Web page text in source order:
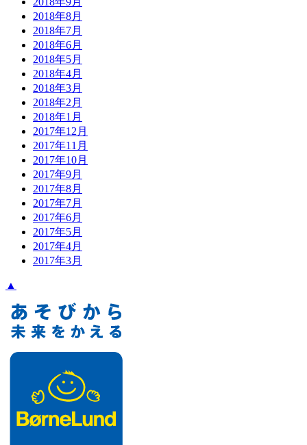
2018年8月
2018年7月
2018年6月
2018年5月
2018年4月
2018年3月
2018年2月
2018年1月
2017年12月
2017年11月
2017年10月
2017年9月
2017年8月
2017年7月
2017年6月
2017年5月
2017年4月
2017年3月
▲